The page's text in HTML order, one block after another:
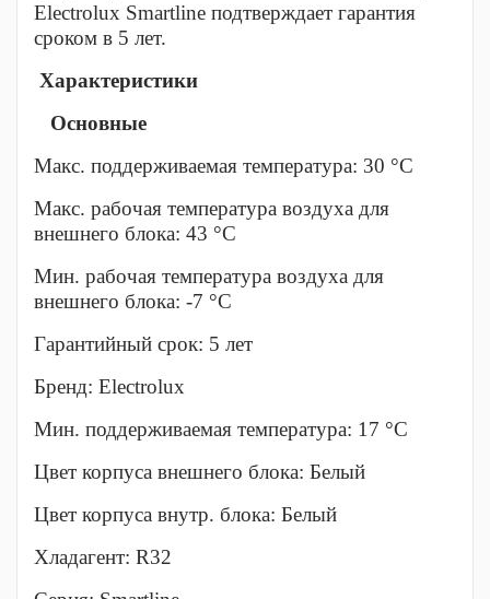
Electrolux Smartline подтверждает гарантия
сроком в 5 лет.
Характеристики
Основные
Макс. поддерживаемая температура: 30 °С
Макс. рабочая температура воздуха для
внешнего блока: 43 °С
Мин. рабочая температура воздуха для
внешнего блока: -7 °С
Гарантийный срок: 5 лет
Бренд: Electrolux
Мин. поддерживаемая температура: 17 °С
Цвет корпуса внешнего блока: Белый
Цвет корпуса внутр. блока: Белый
Хладагент: R32